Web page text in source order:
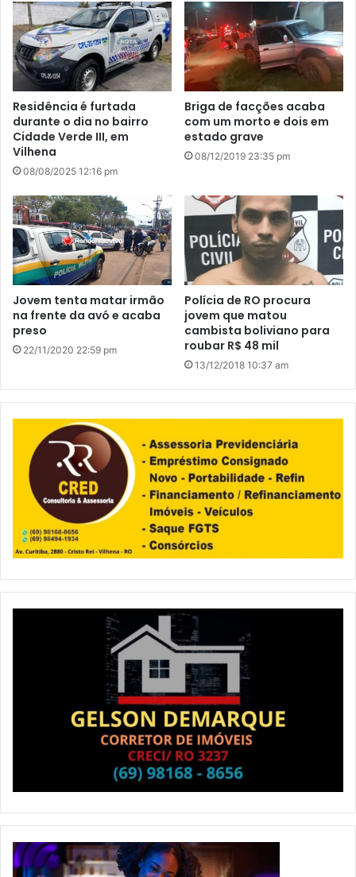
Residência é furtada
durante o dia no bairro
Cidade Verde III, em
Vilhena
08/08/2025 12:16 pm
Briga de facções acaba
com um morto e dois em
estado grave
08/12/2019 23:35 pm
Jovem tenta matar irmão
na frente da avó e acaba
preso
22/11/2020 22:59 pm
Polícia de RO procura
jovem que matou
cambista boliviano para
roubar R$ 48 mil
13/12/2018 10:37 am